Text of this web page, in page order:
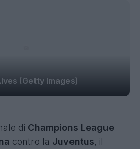
(Getty Images)
di Champions League
contro la Juventus, il